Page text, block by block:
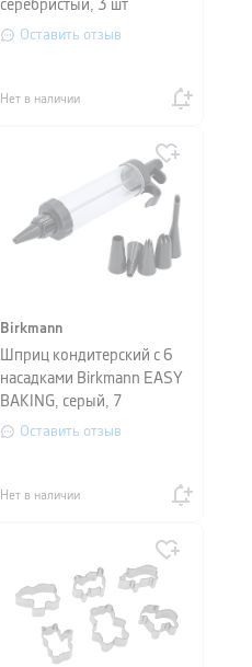
серебристый, 3 шт
Оставить отзыв
Нет в наличии
Birkmann
Шприц кондитерский с 6
насадками Birkmann EASY
BAKING, серый, 7
предметов
Оставить отзыв
Нет в наличии